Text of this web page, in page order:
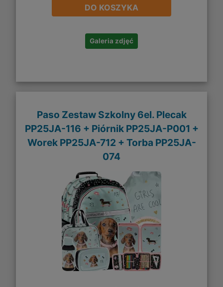
DO KOSZYKA
Galeria zdjęć
Paso Zestaw Szkolny 6el. Plecak
PP25JA-116 + Piórnik PP25JA-P001 +
Worek PP25JA-712 + Torba PP25JA-
074